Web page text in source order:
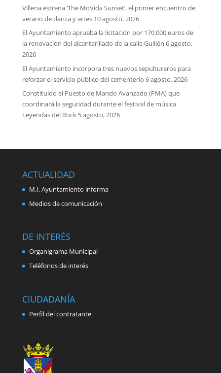
Villena estrena ‘The MoVida Sunset’, el primer encuentro de
verano de danza y artes 10 agosto, 2026
El Ayuntamiento aprueba la licitación por 170.000 euros de
la renovación del alcantarillado de la calle Guillén 6 agosto,
2026
El Ayuntamiento incorpora tres nuevos sepultureros para
reforzar el servicio público del cementerio 6 agosto, 2026
Constituido el Puesto de Mando Avanzado (PMA) que
coordinará la seguridad durante el festival de música
Leyendas del Rock 5 agosto, 2026
ACTUALIDAD
M.I. Ayuntamiento informa
Medios de comunicación
DE INTERÉS
Organigrama Municipal
Teléfonos de interés
CIUDADANÍA
Perfil del contratante